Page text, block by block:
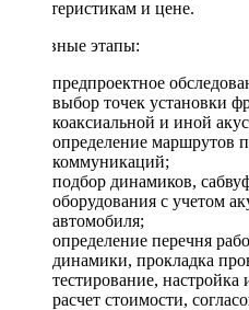
характеристикам и цене.
Основные этапы:
предпроектное
выбор точек установки
коаксиальной и иной
определение маршрутов
коммуникаций;
подбор динамиков,
оборудования с учетом
автомобиля;
определение перечня
динамики, прокладка
тестирование, настройка
расчет стоимости,